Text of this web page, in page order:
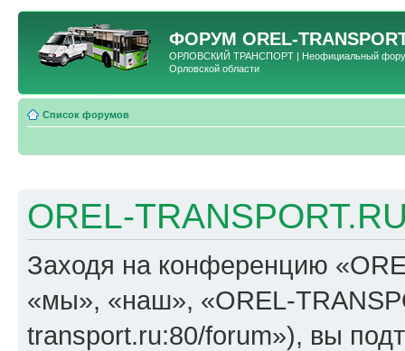
ФОРУМ OREL-
ОРЛОВСКИЙ ТРАНСПОРТ | Неофициальный форум
Орловской области
Список форумов
OREL-
Заходя на конференцию
«мы», «наш», «OREL-
transport.ru:80/forum»), вы